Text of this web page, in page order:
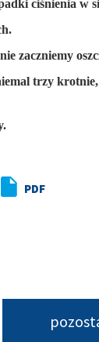
ciśnienia w
zaczniemy
trzy
PDF